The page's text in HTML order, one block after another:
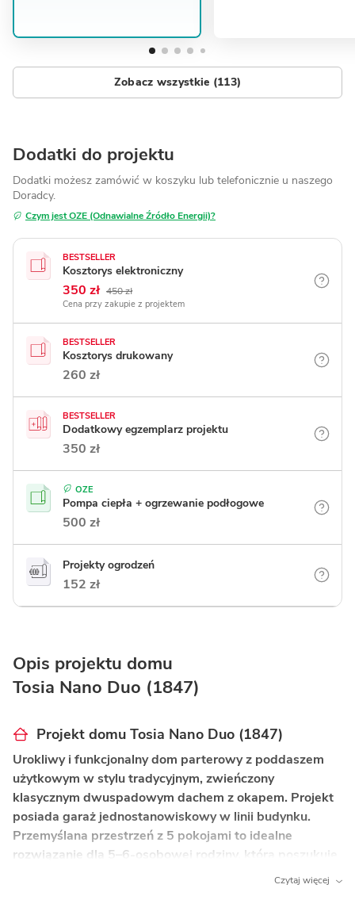
Zobacz wszystkie (113)
Dodatki do projektu
Dodatki możesz zamówić w koszyku lub telefonicznie u naszego
Doradcy.
Czym jest OZE (Odnawialne Źródło Energii)?
BESTSELLER
Kosztorys elektroniczny
450 zł
350 zł
Cena przy zakupie z projektem
BESTSELLER
Kosztorys drukowany
260 zł
BESTSELLER
Dodatkowy egzemplarz projektu
350 zł
OZE
Pompa ciepła + ogrzewanie podłogowe
500 zł
Projekty ogrodzeń
152 zł
Opis projektu domu
Tosia Nano Duo (1847)
Projekt domu Tosia Nano Duo (1847)
Urokliwy i funkcjonalny dom parterowy z poddaszem
użytkowym w stylu tradycyjnym, zwieńczony
klasycznym dwuspadowym dachem z okapem. Projekt
posiada garaż jednostanowiskowy w linii budynku.
Przemyślana przestrzeń z 5 pokojami to idealne
rozwiązanie dla 5–6-osobowej rodziny, która poszukuje
komfortowego i ekonomicznego miejsca do życia.Czytaj więcej